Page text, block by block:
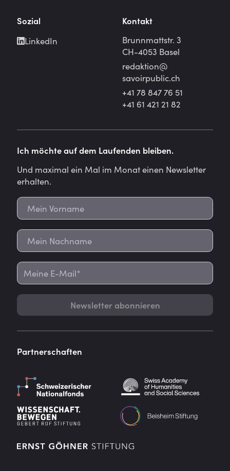
Sozial
LinkedIn
Kontakt
Brunnmattstr. 3
CH-4053 Basel
redaktion@
savoirpublic.ch
+41 78 847 76 51
+41 61 421 21 82
Ich möchte auf dem Laufenden bleiben.
Und maximal ein Mal im Monat einen Newsletter
erhalten.
Newsletter abonnieren
Partnerschaften